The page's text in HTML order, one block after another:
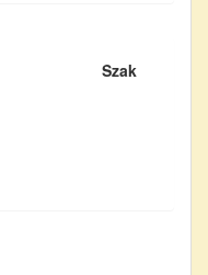
Szak